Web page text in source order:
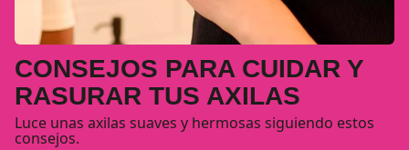
CONSEJOS PARA CUIDAR Y
RASURAR TUS AXILAS
Luce unas axilas suaves y hermosas siguiendo estos
consejos.